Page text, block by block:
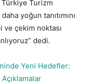
Turizm
yoğun tanıtımını
ve çekim noktası
dedi.
Yeni Hedefler: